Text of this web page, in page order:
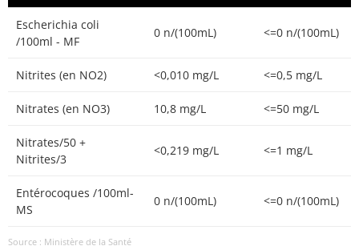
Escherichia coli
/100ml - MF
0 n/(100mL) <=0 n/(100mL)
Nitrites (en NO2) <0,010 mg/L <=0,5 mg/L
Nitrates (en NO3) 10,8 mg/L <=50 mg/L
Nitrates/50 +
Nitrites/3
<0,219 mg/L <=1 mg/L
Entérocoques /100ml-
MS
0 n/(100mL) <=0 n/(100mL)
Source : Ministère de la Santé